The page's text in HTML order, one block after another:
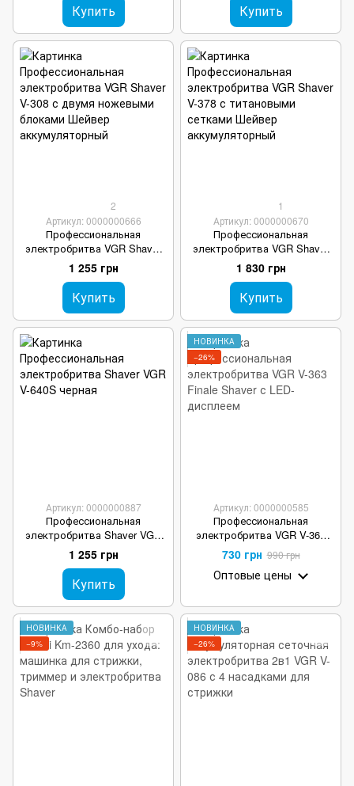
Купить Купить
2
Артикул: 0000000666
Профессиональная
электробритва VGR Shaver
V-308 с двумя ножевыми
блоками Шейвер
аккумуляторный
1 255 грн
Купить
1
Артикул: 0000000670
Профессиональная
электробритва VGR Shaver
V-378 с титановыми сетками
Шейвер аккумуляторный
1 830 грн
Купить
Артикул: 0000000887
Профессиональная
электробритва Shaver VGR
V-640S черная
1 255 грн
Купить
НОВИНКА
−26%
Артикул: 0000000585
Профессиональная
электробритва VGR V-363
Finale Shaver с LED-дисплеем
730 грн 990 грн
Оптовые цены
НОВИНКА
−9%
НОВИНКА
−26%